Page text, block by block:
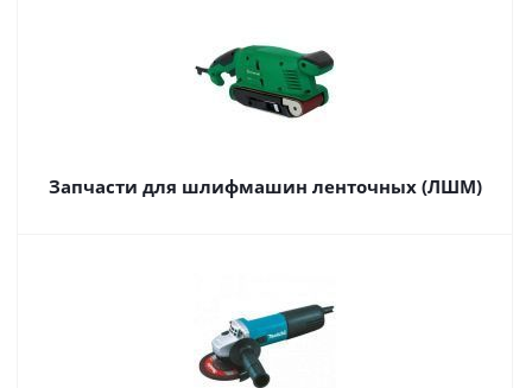
Запчасти для шлифмашин ленточных (ЛШМ)